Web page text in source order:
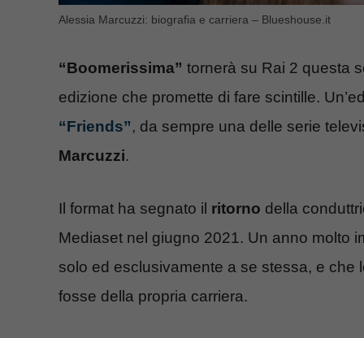
Alessia Marcuzzi: biografia e carriera – Blueshouse.it
“Boomerissima” tornerà su Rai 2 questa
edizione che promette di fare scintille.
“Friends”, da sempre una delle serie
Marcuzzi.
Il format ha segnato il ritorno della
Mediaset nel giugno 2021. Un anno molto
solo ed esclusivamente a se stessa, e
fosse della propria carriera.